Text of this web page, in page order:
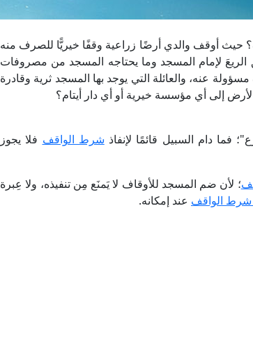
حيث أوقف والدي أرضًا زراعية وقفًا خيريًّا للصرف منه
لإمام المسجد وما يحتاجه المسجد من مصروفات
عنه، والعائلة التي يوجد بها المسجد ثرية وقادرة
إلى أي مؤسسة خيرية أو أي دار أيتام؟
فما دام السبيل قائمًا لإنفاذ شرط الواقف فلا يجوز
؛ لأن ضم المسجد للأوقاف لا يَمنَع مِن تنفيذه، ولا عِبرة
شرط الواقف عند إمكانه.